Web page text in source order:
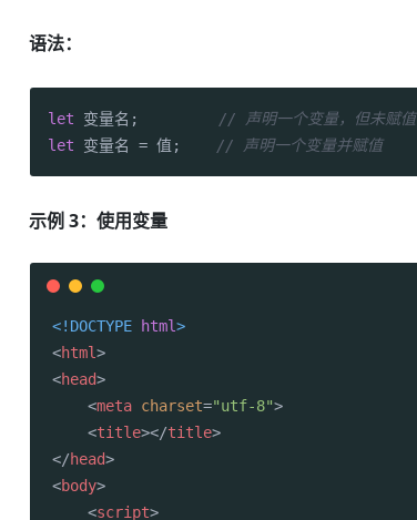
语法：
let 变量名;
// 声明一个变量，但未赋值
let 变量名 = 值; // 声明一个变量并赋值
示例 3：使用变量
<!DOCTYPE html>
<html>
<head>
<meta charset="utf-8">
<title></title>
</head>
<body>
<script>